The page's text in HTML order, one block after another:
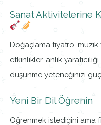
Sanat Aktivitelerine
Doğaçlama tiyatro,
etkinlikler, anlık
düşünme yeteneğinizi
Yeni Bir Dil Öğrenin
Öğrenmek istediğini ama